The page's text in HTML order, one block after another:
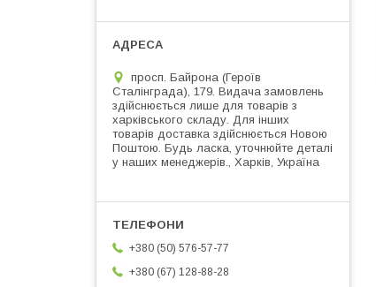
просп. Байрона (Героїв
Сталінграда), 179. Видача замовлень
здійснюється лише для товарів з
харківського складу. Для інших
товарів доставка здійснюється Новою
Поштою. Будь ласка, уточнюйте деталі
у наших менеджерів., Харків, Україна
+380 (50) 576-57-77
+380 (67) 128-88-28